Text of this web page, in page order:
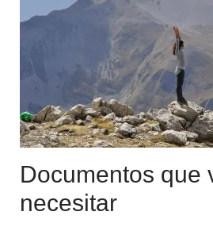
Documentos que
necesitar